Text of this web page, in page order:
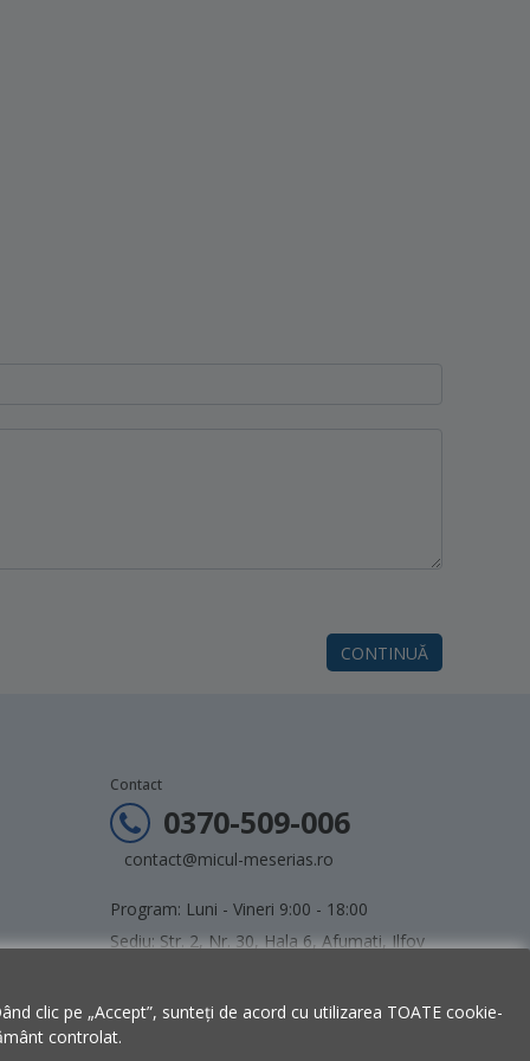
CONTINUĂ
Contact
0370-509-006
contact@micul-meserias.ro
Program: Luni - Vineri 9:00 - 18:00
Sediu: Str. 2, Nr. 30, Hala 6, Afumati, Ilfov
clic pe „Accept”, sunteți de acord cu utilizarea TOATE cookie-
controlat.